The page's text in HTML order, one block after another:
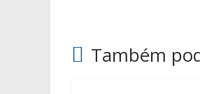
Também